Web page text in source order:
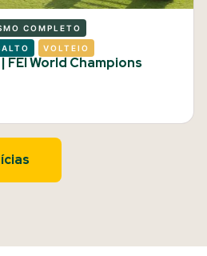
COMPLETO
VOLTEIO
World Champions